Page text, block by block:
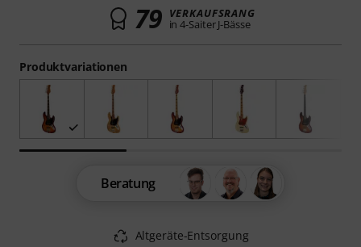
Produktvariationen
79 VERKAUFSRANG
in 4-Saiter J-Bässe
Beratung
Altgeräte-Entsorgung